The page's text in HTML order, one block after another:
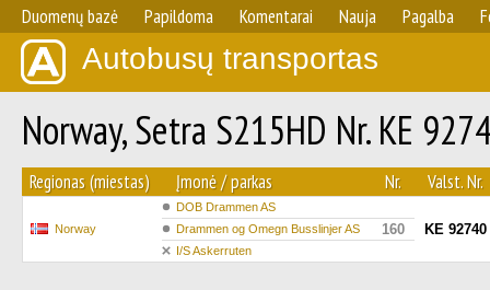
Duomenų bazė Papildoma Komentarai Nauja Pagalba
Autobusų transportas
Norway, Setra S215HD Nr. KE
Regionas (miestas) Įmonė / parkas Nr. Valst. Nr.
Norway
DOB Drammen AS
KE 92740
Drammen og Omegn Busslinjer AS 160
I/S Askerruten